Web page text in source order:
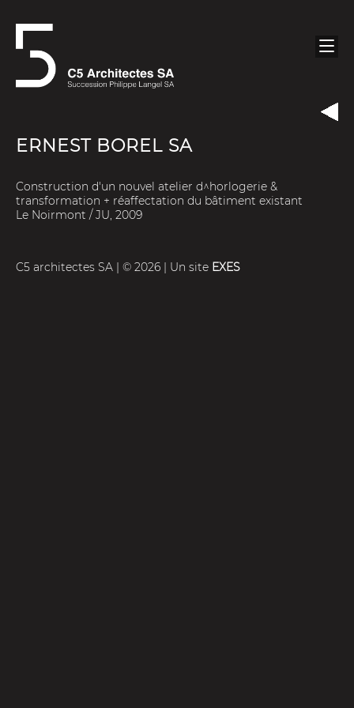
ERNEST BOREL SA
Construction d'un nouvel atelier d^horlogerie &
transformation + réaffectation du bâtiment existant
Le Noirmont / JU, 2009
C5 architectes SA | © 2026 | Un site EXES